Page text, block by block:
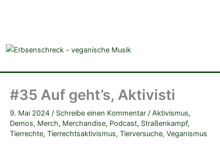
#35 Auf geht’s, Aktivisti
9. Mai 2024 / Schreibe einen Kommentar / Aktivismus,
Demos, Merch, Merchandise, Podcast, Straßenkampf,
Tierrechte, Tierrechtsaktivismus, Tierversuche, Veganismus